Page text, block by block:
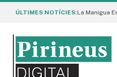
ÚLTIMES NOTÍCIES: